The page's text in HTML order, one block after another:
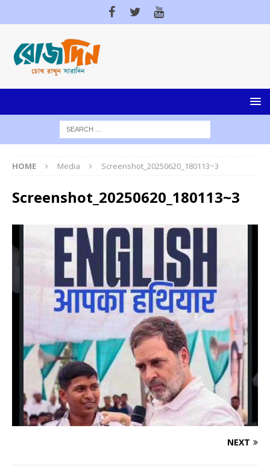
HOME Media Screenshot_20250620_180113~3
Screenshot_20250620_180113~3
NEXT